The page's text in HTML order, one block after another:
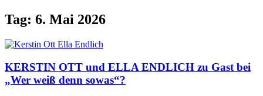
Tag: 6. Mai 2026
KERSTIN OTT und ELLA ENDLICH zu Gast bei
„Wer weiß denn sowas“?